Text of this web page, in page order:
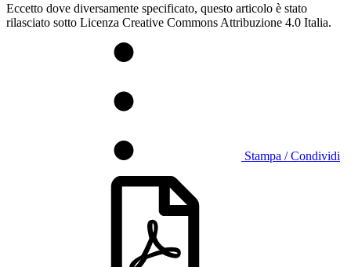
Eccetto dove diversamente specificato, questo articolo è stato
rilasciato sotto Licenza Creative Commons Attribuzione 4.0 Italia.
Stampa / Condividi